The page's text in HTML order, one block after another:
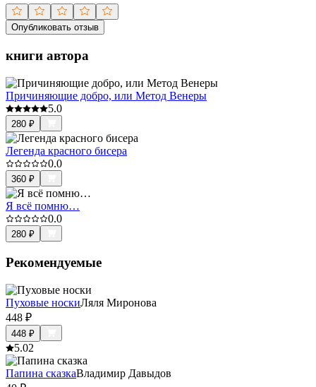
Опубликовать отзыв
книги автора
Причиняющие добро, или Метод Венеры
5.0
280 ₽
Легенда красного бисера
0.0
360 ₽
Я всё помню…
0.0
280 ₽
Рекомендуемые
Пуховые носкиЛяля Миронова
448 ₽
448 ₽
5.02
Папина сказкаВладимир Давыдов